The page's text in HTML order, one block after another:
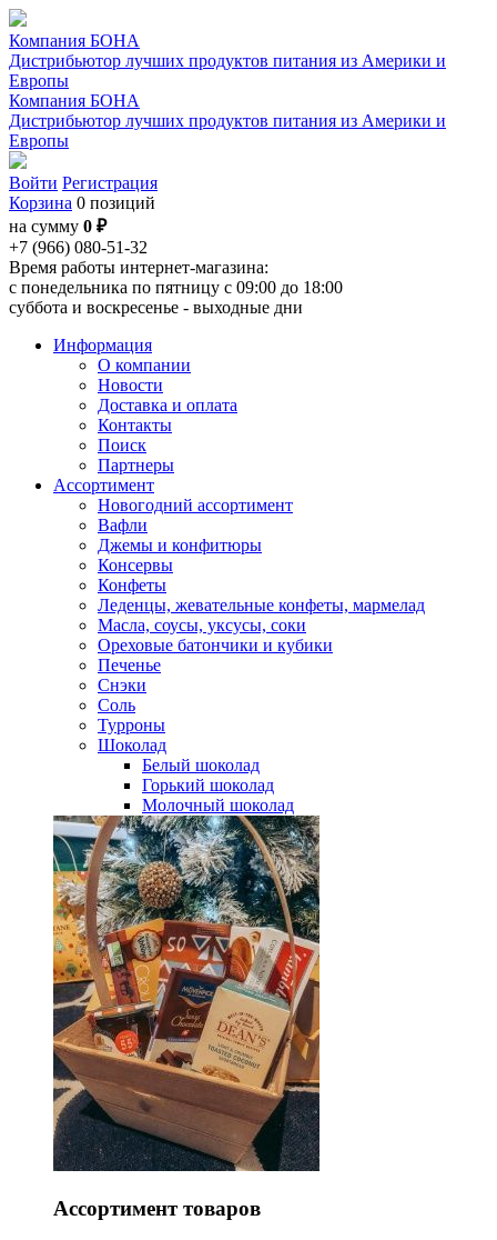
Компания БОНА
Дистрибьютор лучших продуктов питания из Америки и
Европы
Компания БОНА
Дистрибьютор лучших продуктов питания из Америки и
Европы
Войти Регистрация
Корзина 0 позиций
на сумму 0 ₽
+7 (966) 080-51-32
Время работы интернет-магазина:
с понедельника по пятницу с 09:00 до 18:00
суббота и воскресенье - выходные дни
Информация
О компании
Новости
Доставка и оплата
Контакты
Поиск
Партнеры
Ассортимент
Новогодний ассортимент
Вафли
Джемы и конфитюры
Консервы
Конфеты
Леденцы, жевательные конфеты, мармелад
Масла, соусы, уксусы, соки
Ореховые батончики и кубики
Печенье
Снэки
Соль
Турроны
Шоколад
Белый шоколад
Горький шоколад
Молочный шоколад
Ассортимент товаров